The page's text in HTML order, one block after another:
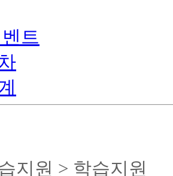
트
지원 > 학습지원